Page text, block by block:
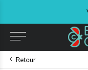
Visitez
Retour